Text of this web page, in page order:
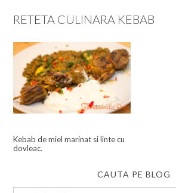
RETETA CULINARA KEBAB
Kebab de miel marinat si linte cu
dovleac.
CAUTA PE BLOG